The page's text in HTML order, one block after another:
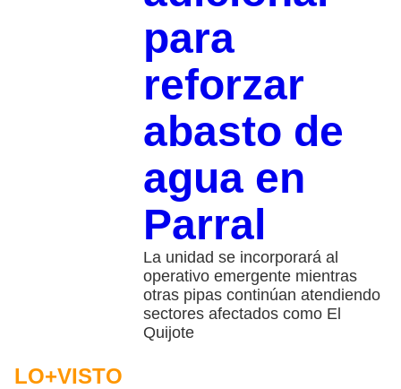
para
reforzar
abasto de
agua en
Parral
La unidad se incorporará al
operativo emergente mientras
otras pipas continúan atendiendo
sectores afectados como El
Quijote
LO+VISTO